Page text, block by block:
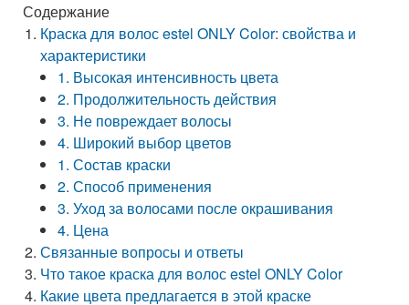
Содержание
Краска для волос estel ONLY Color: свойства и
характеристики
1. Высокая интенсивность цвета
2. Продолжительность действия
3. Не повреждает волосы
4. Широкий выбор цветов
1. Состав краски
2. Способ применения
3. Уход за волосами после окрашивания
4. Цена
Связанные вопросы и ответы
Что такое краска для волос estel ONLY Color
Какие цвета предлагается в этой краске